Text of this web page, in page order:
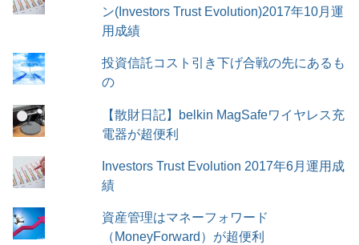
ン(Investors Trust Evolution)2017年10月運
用成績
投資信託コスト引き下げ合戦の先にあるも
の
【散財日記】belkin MagSafeワイヤレス充
電器が超便利
Investors Trust Evolution 2017年6月運用成
績
資産管理はマネーフォワード
（MoneyForward）が超便利